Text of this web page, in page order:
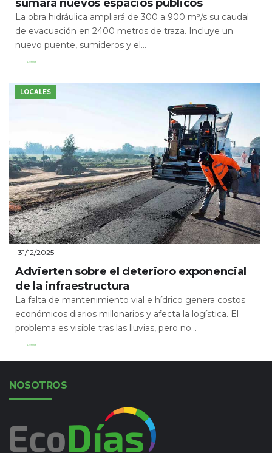
sumará nuevos espacios públicos
La obra hidráulica ampliará de 300 a 900 m³/s su caudal
de evacuación en 2400 metros de traza. Incluye un
nuevo puente, sumideros y el...
Leer Más
LOCALES
31/12/2025
Advierten sobre el deterioro exponencial
de la infraestructura
La falta de mantenimiento vial e hídrico genera costos
económicos diarios millonarios y afecta la logística. El
problema es visible tras las lluvias, pero no...
Leer Más
NOSOTROS